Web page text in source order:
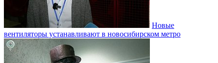
Новые
вентиляторы устанавливают в новосибирском метро